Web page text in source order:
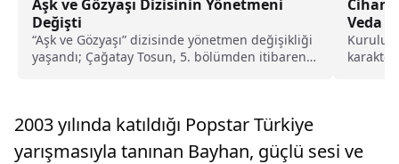
Aşk ve Gözyaşı Dizisinin Yönetmeni
Değişti
“Aşk ve Gözyaşı” dizisinde yönetmen değişikliği
yaşandı; Çağatay Tosun, 5. bölümden itibaren
Cihan
Veda
Kuruluş
2003 yılında katıldığı Popstar Türkiye
yarışmasıyla tanınan Bayhan, güçlü sesi ve